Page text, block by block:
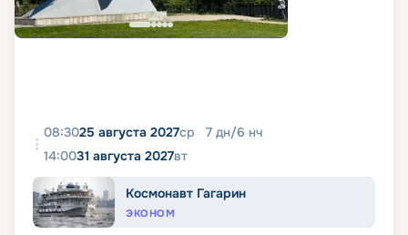
08:3025 августа 2027ср 7 дн/6 нч
14:0031 августа 2027вт
Космонавт Гагарин
ЭКОНОМ